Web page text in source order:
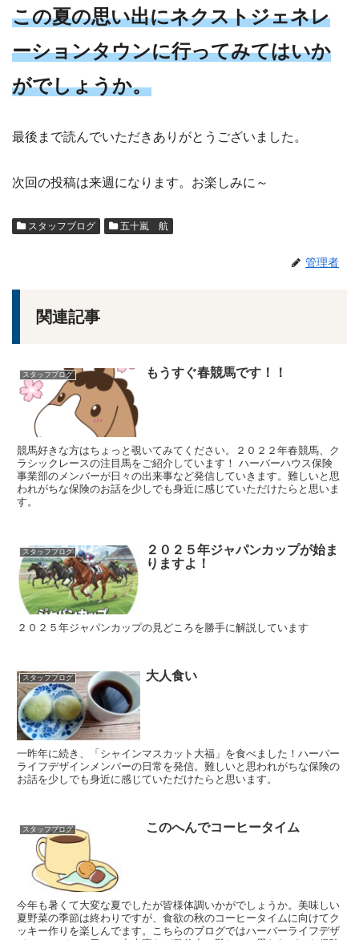
この夏の思い出にネクストジェネレ
ーションタウンに行ってみてはいか
がでしょうか。
最後まで読んでいただきありがとうございました。
次回の投稿は来週になります。お楽しみに～
スタッフブログ 五十嵐 航
管理者
関連記事
スタッフブログ もうすぐ春競馬です！！
競馬好きな方はちょっと覗いてみてください。２０２２年春競馬、ク
ラシックレースの注目馬をご紹介しています！ ハーバーハウス保険
事業部のメンバーが日々の出来事など発信していきます。難しいと思
われがちな保険のお話を少しでも身近に感じていただけたらと思いま
す。
スタッフブログ
２０２５年ジャパンカップが始ま
りますよ！
２０２５年ジャパンカップの見どころを勝手に解説しています
スタッフブログ 大人食い
一昨年に続き、「シャインマスカット大福」を食べました！ハーバー
ライフデザインメンバーの日常を発信。難しいと思われがちな保険の
お話を少しでも身近に感じていただけたらと思います。
スタッフブログ このへんでコーヒータイム
今年も暑くて大変な夏でしたが皆様体調いかがでしょうか。美味しい
夏野菜の季節は終わりですが、食欲の秋のコーヒータイムに向けてク
ッキー作りを楽しんでます。こちらのブログではハーバーライフデザ